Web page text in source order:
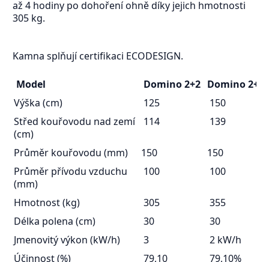
až 4 hodiny po dohoření ohně díky jejich hmotnosti
305 kg.
Kamna splňují certifikaci ECODESIGN.
Model Domino 2+2 Domino 2+3
Výška (cm)
125
150
Střed kouřovodu nad zemí
(cm)
114 139
Průměr kouřovodu (mm) 150
150
Průměr přívodu vzduchu
(mm)
100 100
Hmotnost (kg) 305
355
Délka polena (cm)
30
30
Jmenovitý výkon (kW/h)
3
2 kW/h
Účinnost (%)
79,10 79,10%